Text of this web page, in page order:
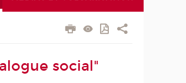
social"